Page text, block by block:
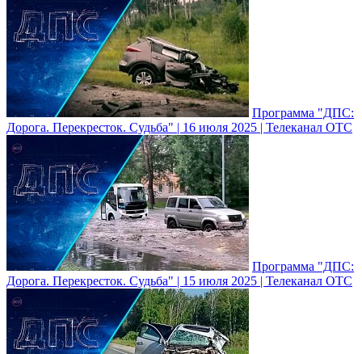
Программа "ДПС:
Дорога. Перекресток. Судьба" | 16 июля 2025 | Телеканал ОТС
Программа "ДПС:
Дорога. Перекресток. Судьба" | 15 июля 2025 | Телеканал ОТС